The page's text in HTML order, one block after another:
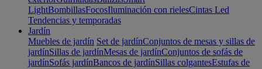
LightBombillasFocosIluminación con rielesCintas Led
Tendencias y temporadas
Jardín
Muebles de jardín Set de jardínConjuntos de mesas y sillas de
jardínSillas de jardínMesas de jardínConjuntos de sofás de
jardínSofás jardínBancos de jardínSillas colgantesEstufas de